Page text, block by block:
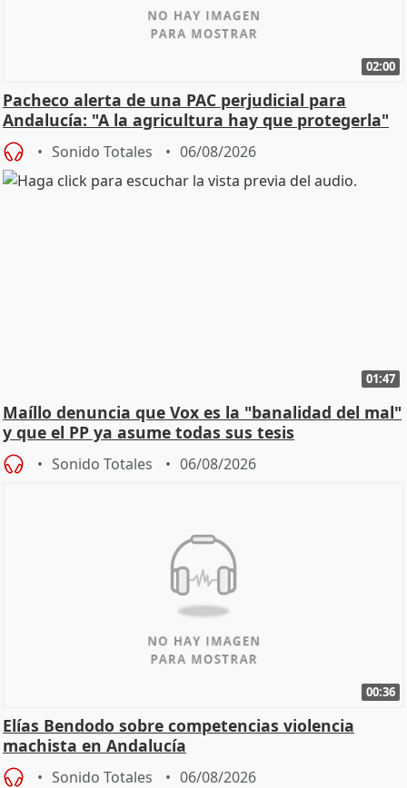
02:00
Pacheco alerta de una PAC perjudicial para
Andalucía: "A la agricultura hay que protegerla"
Sonido Totales 06/08/2026
01:47
Maíllo denuncia que Vox es la "banalidad del mal"
y que el PP ya asume todas sus tesis
Sonido Totales 06/08/2026
00:36
Elías Bendodo sobre competencias violencia
machista en Andalucía
Sonido Totales 06/08/2026